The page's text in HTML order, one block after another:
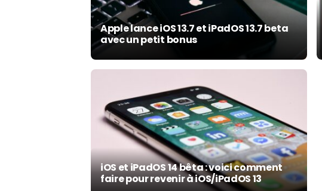
Apple lance iOS 13.7 et iPadOS 13.7 beta
avec un petit bonus
iOS et iPadOS 14 bêta : voici comment
faire pour revenir à iOS/iPadOS 13